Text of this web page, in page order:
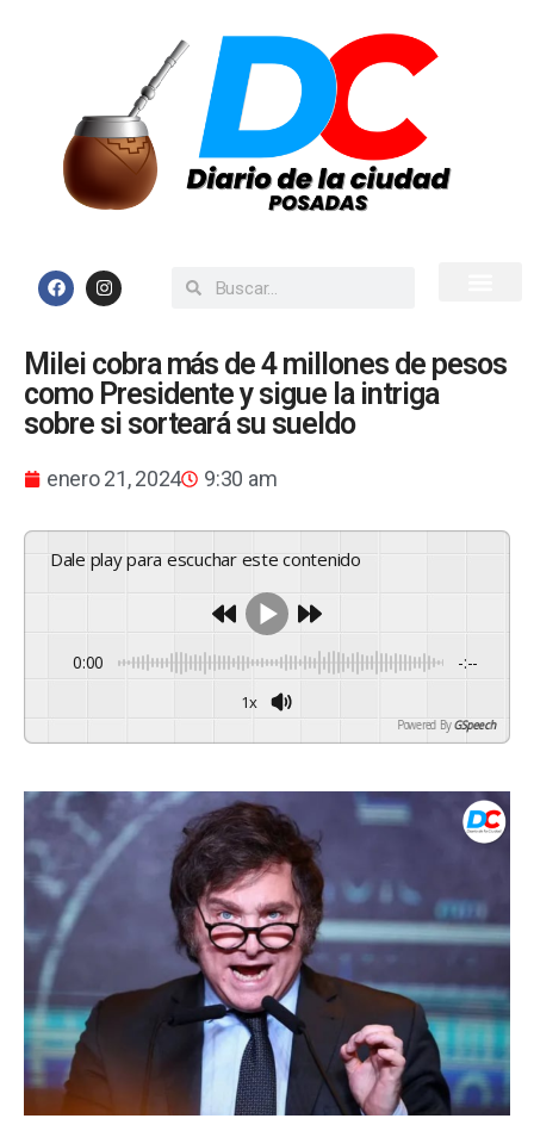
Milei cobra más de 4 millones de pesos
como Presidente y sigue la intriga
sobre si sorteará su sueldo
enero 21, 2024 9:30 am
Dale play para escuchar este contenido
0:00 -:--
1x
Powered By GSpeech